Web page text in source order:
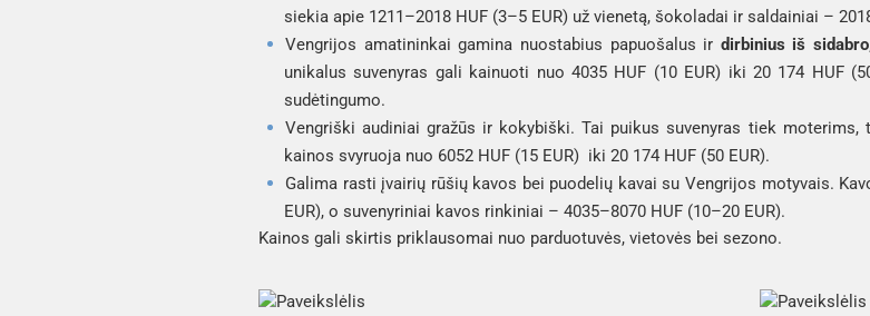
siekia apie 1211–2018 HUF (3–5 EUR) už vienetą, šokoladai ir saldainiai –
Vengrijos amatininkai gamina nuostabius papuošalus ir dirbinius iš
unikalus suvenyras gali kainuoti nuo 4035 HUF (10 EUR) iki 20 174 HUF
sudėtingumo.
Vengriški audiniai gražūs ir kokybiški. Tai puikus suvenyras tiek
kainos svyruoja nuo 6052 HUF (15 EUR) iki 20 174 HUF (50 EUR).
Galima rasti įvairių rūšių kavos bei puodelių kavai su Vengrijos motyvais.
EUR), o suvenyriniai kavos rinkiniai – 4035–8070 HUF (10–20 EUR).
Kainos gali skirtis priklausomai nuo parduotuvės, vietovės bei sezono.